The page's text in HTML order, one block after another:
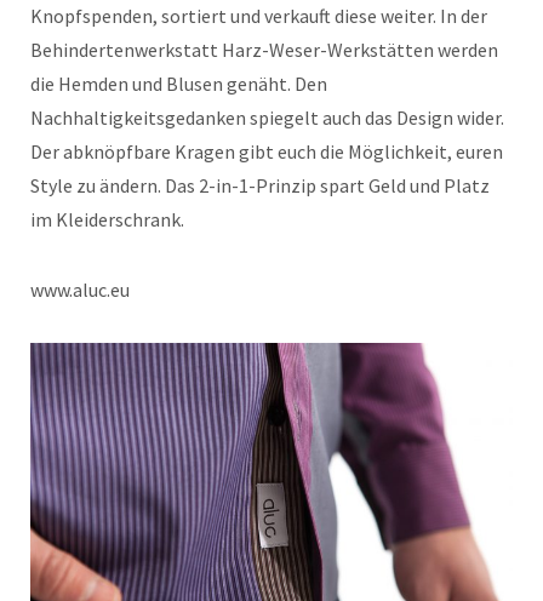
Knopfspenden, sortiert und verkauft diese weiter. In der
Behindertenwerkstatt Harz-Weser-Werkstätten werden
die Hemden und Blusen genäht. Den
Nachhaltigkeitsgedanken spiegelt auch das Design wider.
Der abknöpfbare Kragen gibt euch die Möglichkeit, euren
Style zu ändern. Das 2-in-1-Prinzip spart Geld und Platz
im Kleiderschrank.
www.aluc.eu